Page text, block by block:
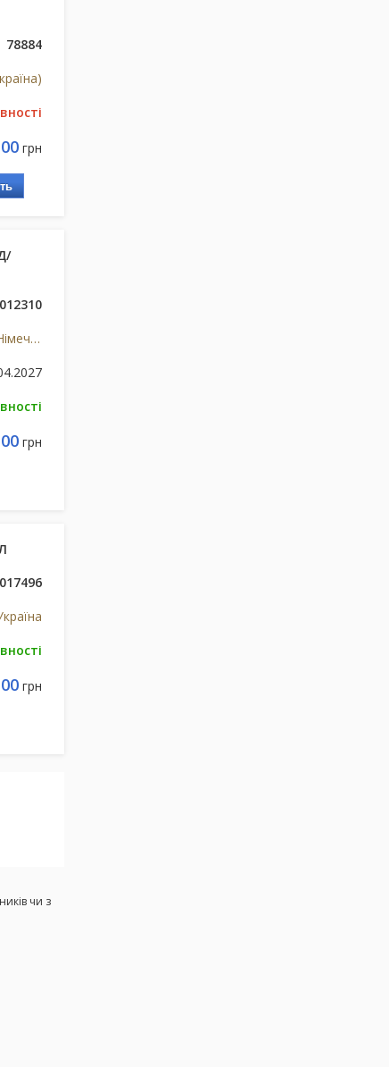
78884
грн
Др. Тайсс Натурварен ГмбХ, Німеччина
грн
грн
чи з